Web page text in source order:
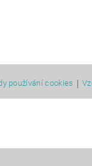
používání cookies |